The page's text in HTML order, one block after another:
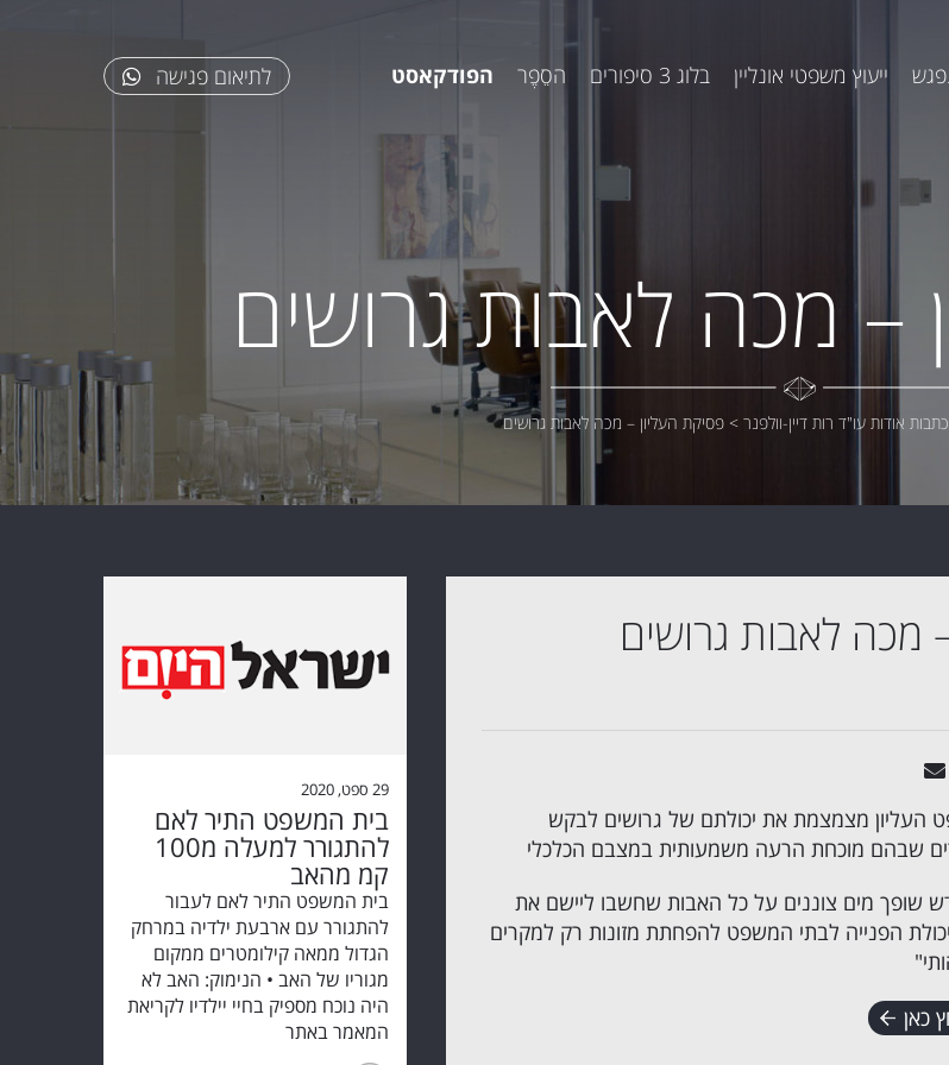
ייעוץ משפטי אונליין בלוג 3 סיפורים הסֵפֶר הפודקאסט לתיאום פגישה
– מכה לאבות גרושים
כתבות אודות עו"ד רות דיין-וולפנר >פסיקת העליון – מכה לאבות גרושים
מכה לאבות גרושים
מצמצמת את יכולתם של גרושים לבקש
שבהם מוכחת הרעה משמעותית במצבם הכלכלי
שופך מים צוננים על כל האבות שחשבו ליישם את
הפנייה לבתי המשפט להפחתת מזונות רק למקרים
כאן
29 ספט, 2020
בית המשפט התיר לאם
להתגורר למעלה מ100
קמ מהאב
בית המשפט התיר לאם לעבור
להתגורר עם ארבעת ילדיה במרחק
הגדול ממאה קילומטרים ממקום
מגוריו של האב • הנימוק: האב לא
היה נוכח מספיק בחיי יילדיו לקריאת
המאמר באתר